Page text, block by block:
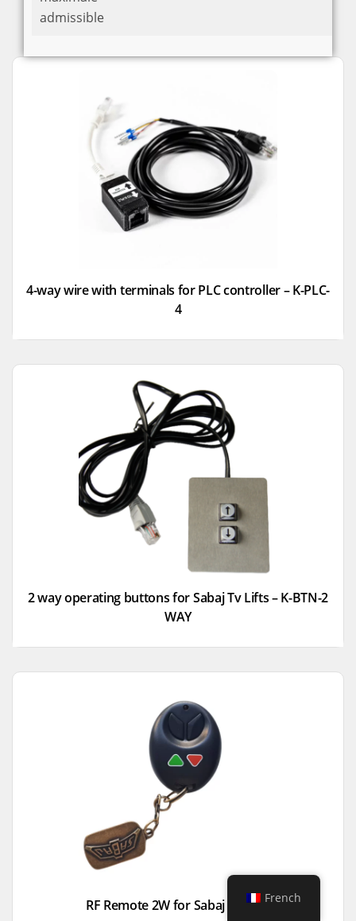
admissible
4-way wire with terminals for PLC controller – K-PLC-
4
2 way operating buttons for Sabaj Tv Lifts – K-BTN-2
WAY
RF Remote 2W for Sabaj TV LiftsFrench